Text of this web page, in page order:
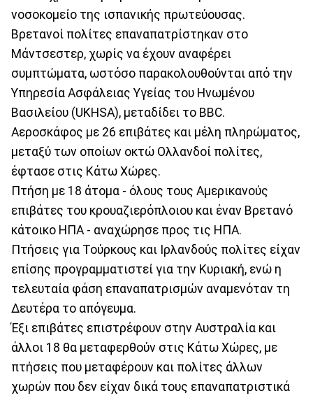
νοσοκομείο της ισπανικής πρωτεύουσας.
Βρετανοί πολίτες επαναπατρίστηκαν στο
Μάντσεστερ, χωρίς να έχουν αναφέρει
συμπτώματα, ωστόσο παρακολουθούνται από την
Υπηρεσία Ασφάλειας Υγείας του Ηνωμένου
Βασιλείου (UKHSA), μεταδίδει το BBC.
Αεροσκάφος με 26 επιβάτες και μέλη πληρώματος,
μεταξύ των οποίων οκτώ Ολλανδοί πολίτες,
έφτασε στις Κάτω Χώρες.
Πτήση με 18 άτομα - όλους τους Αμερικανούς
επιβάτες του κρουαζιερόπλοιου και έναν Βρετανό
κάτοικο ΗΠΑ - αναχώρησε προς τις ΗΠΑ.
Πτήσεις για Τούρκους και Ιρλανδούς πολίτες είχαν
επίσης προγραμματιστεί για την Κυριακή, ενώ η
τελευταία φάση επαναπατρισμών αναμενόταν τη
Δευτέρα το απόγευμα.
Έξι επιβάτες επιστρέφουν στην Αυστραλία και
άλλοι 18 θα μεταφερθούν στις Κάτω Χώρες, με
πτήσεις που μεταφέρουν και πολίτες άλλων
χωρών που δεν είχαν δικά τους επαναπατριστικά